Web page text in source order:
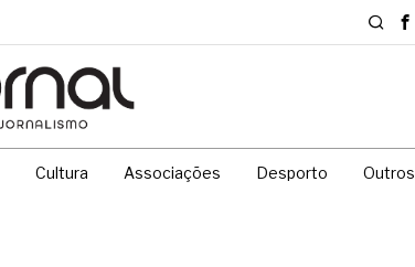
Cultura Associações Desporto Outros